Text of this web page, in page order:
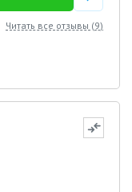
Читать все отзывы (9)